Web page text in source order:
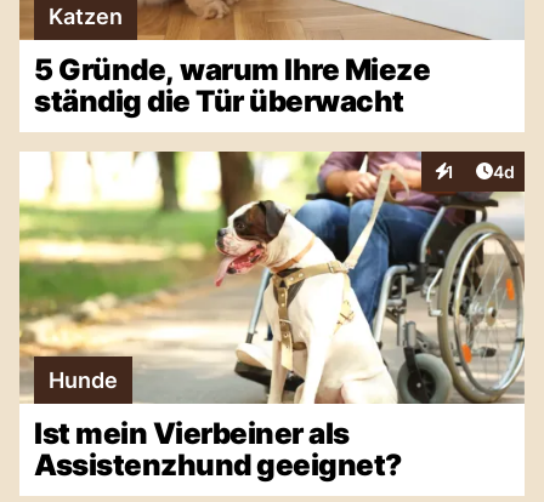
Katzen
5 Gründe, warum Ihre Mieze
ständig die Tür überwacht
1
Interaktionen
4d
Hunde
Ist mein Vierbeiner als
Assistenzhund geeignet?